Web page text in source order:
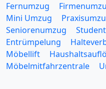
Fernumzug
Mini Umzug
Seniorenumzug
Entrümpelung
Möbellift
Möbelmitfahrzentrale